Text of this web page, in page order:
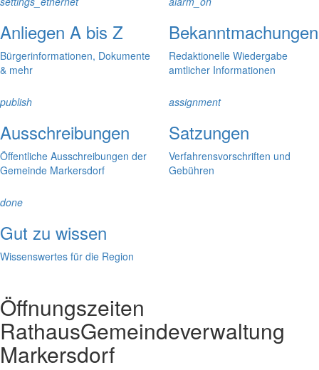
Anliegen A bis Z
Bürgerinformationen, Dokumente
& mehr
Bekanntmachungen
Redaktionelle Wiedergabe
amtlicher Informationen
publish
Ausschreibungen
Öffentliche Ausschreibungen der
Gemeinde Markersdorf
assignment
Satzungen
Verfahrensvorschriften und
Gebühren
done
Gut zu wissen
Wissenswertes für die Region
Öffnungszeiten
RathausGemeindeverwaltung
Markersdorf